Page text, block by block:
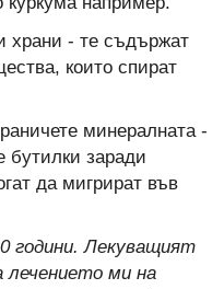
храни - те съдържат
които спират
минералната -
бутилки заради
да мигрират във
години. Лекуващият
лечението ми на